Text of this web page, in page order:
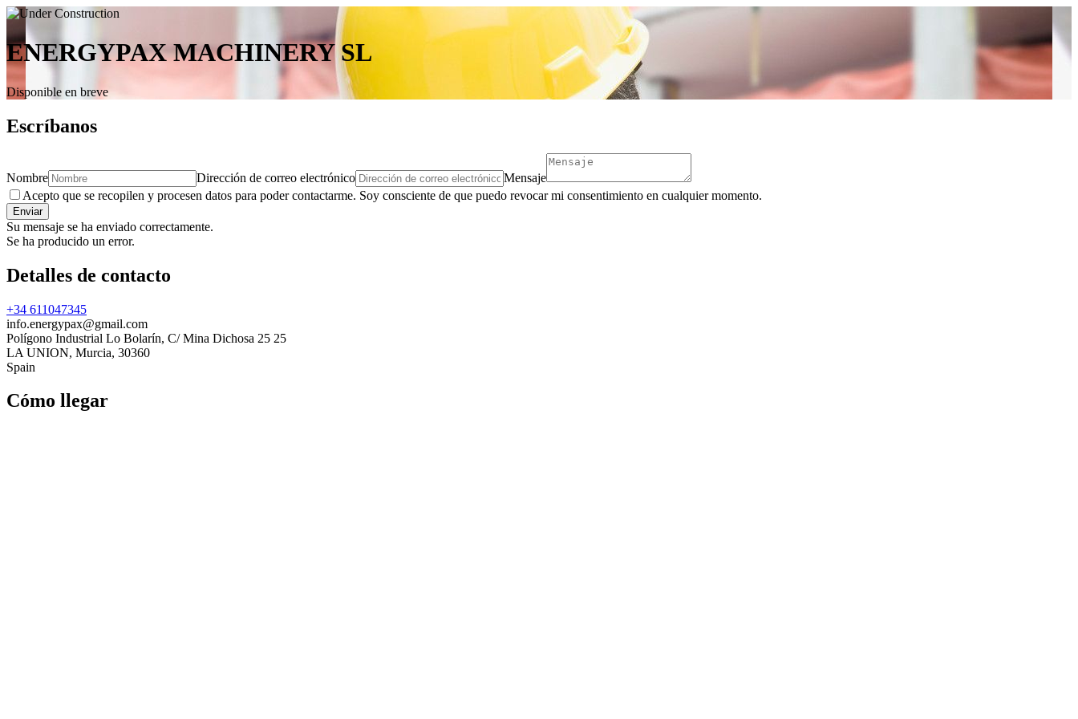
ENERGYPAX MACHINERY SL
Disponible en breve
Escríbanos
Nombre Dirección de correo electrónico
Mensaje
Acepto que se recopilen y procesen datos para poder contactarme. Soy consciente de que puedo revocar mi consentimiento en cualquier momento.
Enviar
Su mensaje se ha enviado correctamente.
Se ha producido un error.
Detalles de contacto
+34 611047345
info.energypax@gmail.com
Polígono Industrial Lo Bolarín, C/ Mina Dichosa 25 25
LA UNION, Murcia, 30360
Spain
Cómo llegar